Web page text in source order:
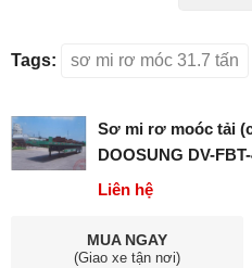
Tags: sơ mi rơ móc 31.7 tấn
Sơ mi rơ moóc tải
DOOSUNG DV-
Liên hệ
MUA NGAY
(Giao xe tận nơi)